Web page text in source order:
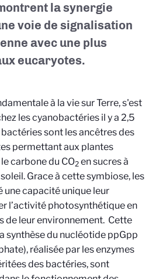
la synergie
voie de signalisation
avec une plus
eucaryotes.
à la vie sur Terre, s'est
les cyanobactéries il y a 2,5
bactéries sont les ancêtres des
permettant aux plantes
carbone du CO2 en sucres à
Grace à cette symbiose, les
capacité unique leur
l’activité photosynthétique en
de leur environnement. Cette
synthèse du nucléotide ppGpp
réalisée par les enzymes
des bactéries, sont